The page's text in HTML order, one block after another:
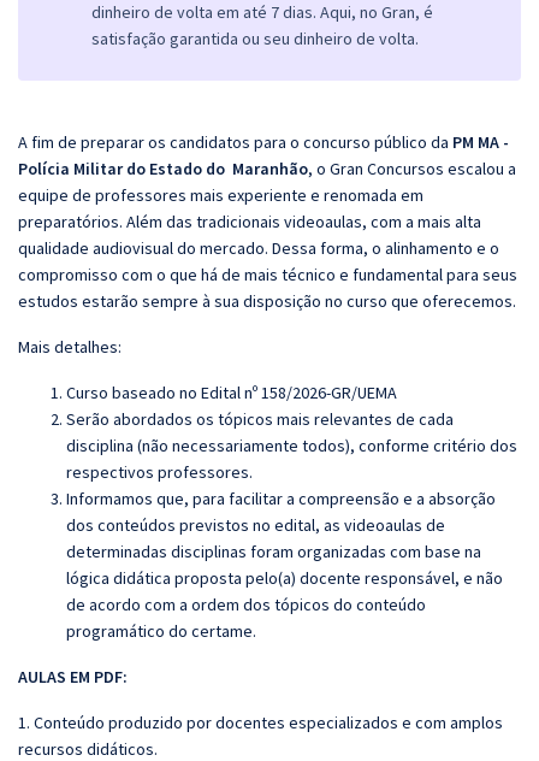
dinheiro de volta em até 7 dias. Aqui, no Gran, é
satisfação garantida ou seu dinheiro de volta.
A fim de preparar os candidatos para o concurso público da PM MA -
Polícia Militar do Estado do Maranhão, o Gran Concursos escalou a
equipe de professores mais experiente e renomada em
preparatórios. Além das tradicionais videoaulas, com a mais alta
qualidade audiovisual do mercado. Dessa forma, o alinhamento e o
compromisso com o que há de mais técnico e fundamental para seus
estudos estarão sempre à sua disposição no curso que oferecemos.
Mais detalhes:
Curso baseado no Edital nº 158/2026-GR/UEMA
Serão abordados os tópicos mais relevantes de cada
disciplina (não necessariamente todos), conforme critério dos
respectivos professores.
Informamos que, para facilitar a compreensão e a absorção
dos conteúdos previstos no edital, as videoaulas de
determinadas disciplinas foram organizadas com base na
lógica didática proposta pelo(a) docente responsável, e não
de acordo com a ordem dos tópicos do conteúdo
programático do certame.
AULAS EM PDF:
1. Conteúdo produzido por docentes especializados e com amplos
recursos didáticos.